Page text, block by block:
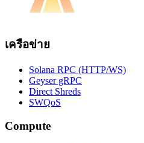
เครือข่าย
Solana RPC (HTTP/WS)
Geyser gRPC
Direct Shreds
SWQoS
Compute